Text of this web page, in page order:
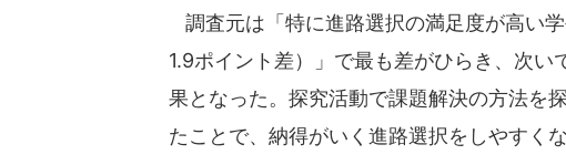
調査元は「特に進路選択の満足度が高い
1.9ポイント差）」で最も差がひらき、次
果となった。探究活動で課題解決の方法を
たことで、納得がいく進路選択をしやすく